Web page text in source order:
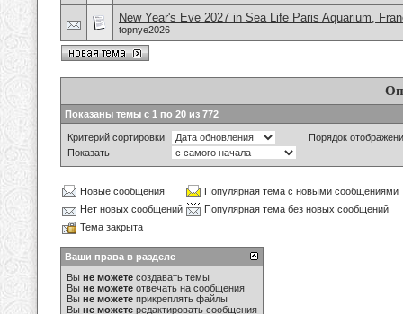
New Year's Eve 2027 in Sea Life Paris Aquarium,
topnye2026
Показаны темы с 1 по 20 из 772
Критерий сортировки
Порядок
Показать
Новые сообщения
Популярная тема с новыми сообщениями
Нет новых сообщений
Популярная тема без новых сообщений
Тема закрыта
Ваши права в разделе
Вы не можете создавать темы
Вы не можете отвечать на сообщения
Вы не можете прикреплять файлы
Вы не можете редактировать сообщения